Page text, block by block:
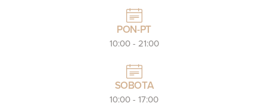
PON-PT
10:00 - 21:00
SOBOTA
10:00 - 17:00